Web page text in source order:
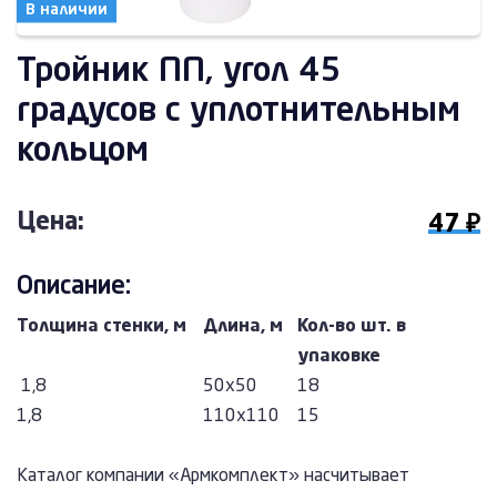
В наличии
Тройник ПП, угол 45
градусов с уплотнительным
кольцом
Цена: 47 ₽
Описание:
Толщина стенки, м Длина, м
Кол-во шт. в
упаковке
1,8
50х50
18
1,8
110х110 15
Каталог компании «Армкомплект» насчитывает